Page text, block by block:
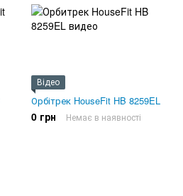
Відео
Орбітрек HouseFit HB 8259EL
0 грн Немає в наявності